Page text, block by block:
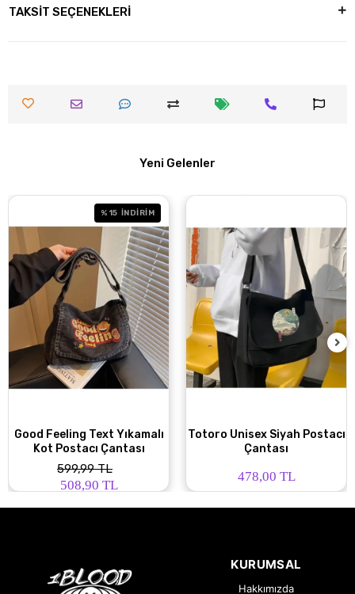
TAKSİT SEÇENEKLERİ
Yeni Gelenler
%15 İNDİRİM
Good Feeling Text Yıkamalı
Kot Postacı Çantası
599,99 TL
508,90 TL
Totoro Unisex Siyah Postacı
Çantası
478,00 TL
KURUMSAL
Hakkımızda